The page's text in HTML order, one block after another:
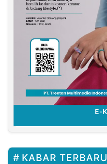
E-
KABAR TERBARU